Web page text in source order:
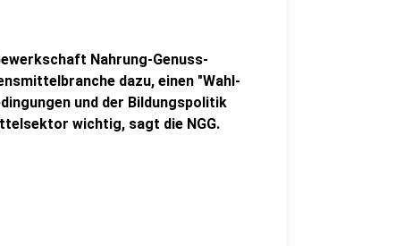
Nahrung-Genuss-
dazu, einen "Wahl-
und der Bildungspolitik
wichtig, sagt die NGG.